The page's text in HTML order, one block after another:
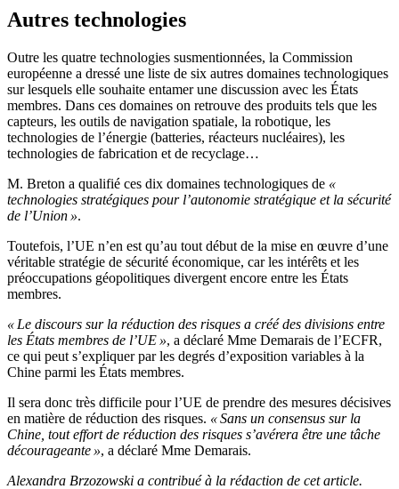
Autres technologies
Outre les quatre technologies susmentionnées, la Commission
européenne a dressé une liste de six autres domaines technologiques
sur lesquels elle souhaite entamer une discussion avec les États
membres. Dans ces domaines on retrouve des produits tels que les
capteurs, les outils de navigation spatiale, la robotique, les
technologies de l’énergie (batteries, réacteurs nucléaires), les
technologies de fabrication et de recyclage…
M. Breton a qualifié ces dix domaines technologiques de «
technologies stratégiques pour l’autonomie stratégique et la sécurité
de l’Union ».
Toutefois, l’UE n’en est qu’au tout début de la mise en œuvre d’une
véritable stratégie de sécurité économique, car les intérêts et les
préoccupations géopolitiques divergent encore entre les États
membres.
« Le discours sur la réduction des risques a créé des divisions entre
les États membres de l’UE », a déclaré Mme Demarais de l’ECFR,
ce qui peut s’expliquer par les degrés d’exposition variables à la
Chine parmi les États membres.
Il sera donc très difficile pour l’UE de prendre des mesures décisives
en matière de réduction des risques. « Sans un consensus sur la
Chine, tout effort de réduction des risques s’avérera être une tâche
décourageante », a déclaré Mme Demarais.
Alexandra Brzozowski a contribué à la rédaction de cet article.